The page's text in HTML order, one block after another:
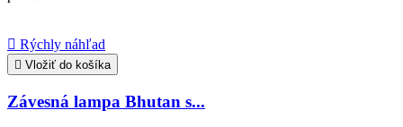
 Rýchly náhľad
 Vložiť do košíka
Závesná lampa Bhutan s...